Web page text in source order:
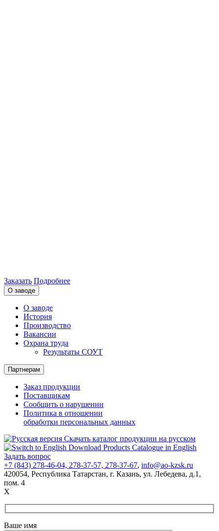
Заказать Подробнее
О заводе
О заводе
История
Производство
Вакансии
Охрана труда
Результаты СОУТ
Партнерам
Заказ продукции
Поставщикам
Сообщить о нарушении
Политика в отношении
обработки персональных данных
Скачать каталог продукции на русском
Download Products Catalogue in English
Задать вопрос
+7 (843) 278-46-04, 278-37-57, 278-37-67, info@ao-kzsk.ru
420054, Республика Татарстан, г. Казань, ул. Лебедева, д.1 ,
пом. 4
X
Ваше имя